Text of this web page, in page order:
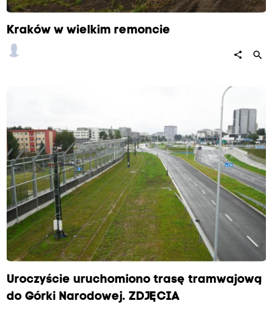
Kraków w wielkim remoncie
share search
Uroczyście uruchomiono trasę tramwajową
do Górki Narodowej. ZDJĘCIA